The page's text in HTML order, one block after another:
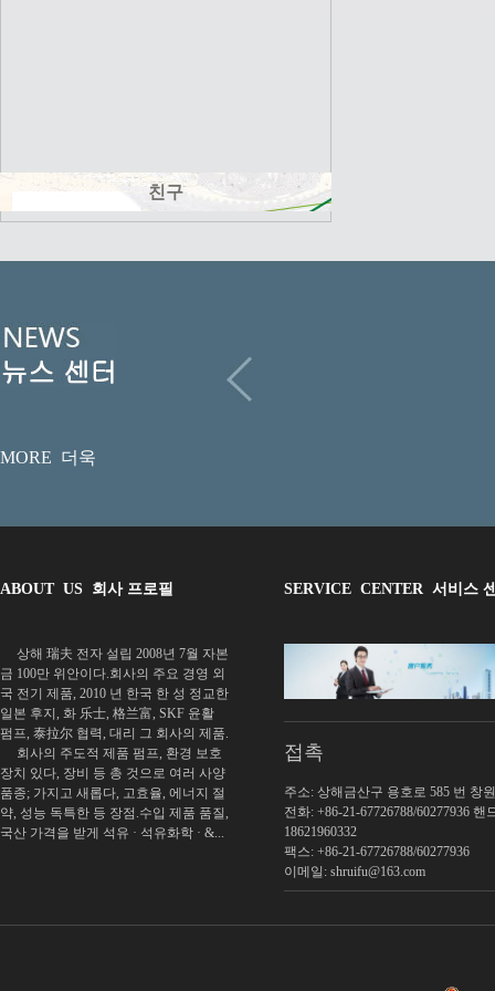
친구
MORE 더욱
ABOUT US 회사 프로필
상해 瑞夫 전자 설립 2008년 7월 자본
금 100만 위안이다.회사의 주요 경영 외
국 전기 제품, 2010 년 한국 한 성 정교한
일본 후지, 화 乐士, 格兰富, SKF 윤활
펌프, 泰拉尔 협력, 대리 그 회사의 제품.
회사의 주도적 제품 펌프, 환경 보호
장치 있다, 장비 등 총 것으로 여러 사양
품종; 가지고 새롭다, 고효율, 에너지 절
약, 성능 독특한 등 장점.수입 제품 품질,
국산 가격을 받게 석유 · 석유화학 · &...
SERVICE CENTER 서비스
접촉
주소: 상해금산구 용호로 585 번 창
전화: +86-21-67726788/60277936 핸
18621960332
팩스: +86-21-67726788/60277936
이메일: shruifu@163.com